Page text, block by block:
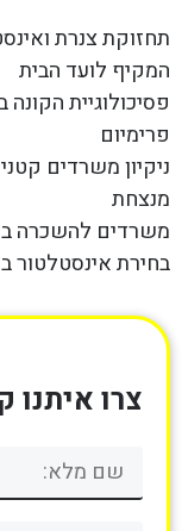
תחזוקת צנרת
המקיף לועד הבית
פסיכולוגיית
פרימיום
ניקיון משרדים
מנצחת
משרדים להשכרה
בחירת אינסטלטור בקרית גת: 6
צרו איתנו